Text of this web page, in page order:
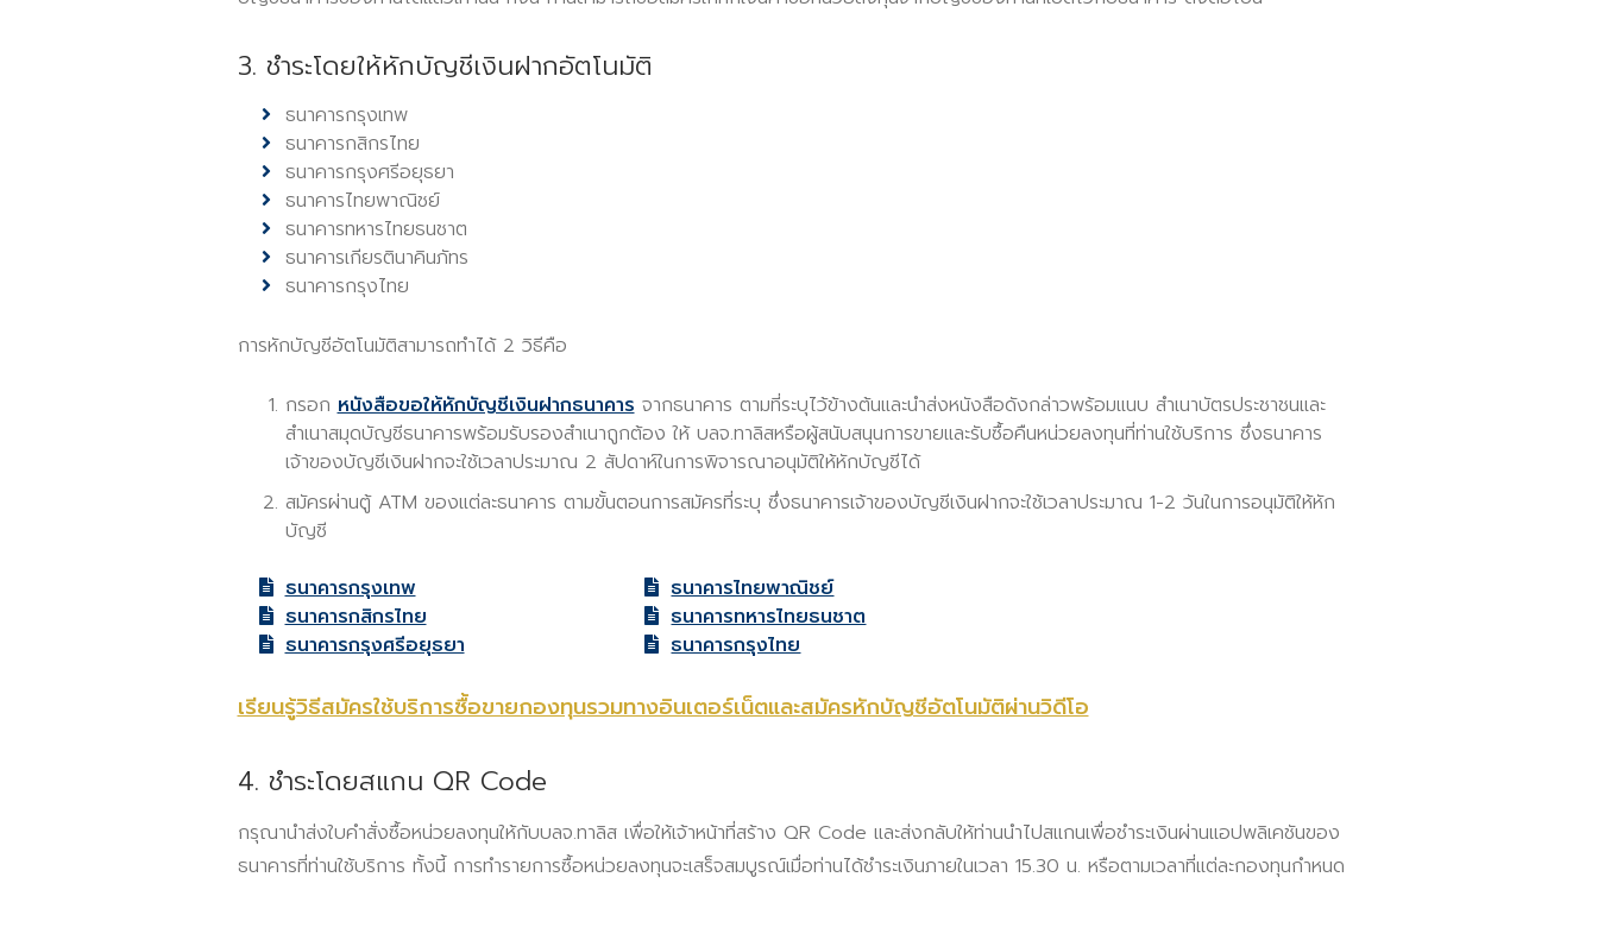
3. ชำระโดยให้หักบัญชีเงินฝากอัตโนมัติ
ธนาคารกรุงเทพ
ธนาคารกสิกรไทย
ธนาคารกรุงศรีอยุธยา
ธนาคารไทยพาณิชย์
ธนาคารทหารไทยธนชาต
ธนาคารเกียรตินาคินภัทร
ธนาคารกรุงไทย
การหักบัญชีอัตโนมัติสามารถทำได้ 2 วิธีคือ
กรอกหนังสือขอให้หักบัญชีเงินฝากธนาคารจากธนาคาร ตามที่ระบุไว้ข้างต้นและนำส่งหนังสือดังกล่าวพร้อมแนบ สำเนาบัตรประชาชนและ
สำเนาสมุดบัญชีธนาคารพร้อมรับรองสำเนาถูกต้อง ให้ บลจ.ทาลิสหรือผู้สนับสนุนการขายและรับซื้อคืนหน่วยลงทุนที่ท่านใช้บริการ ซึ่งธนาคาร
เจ้าของบัญชีเงินฝากจะใช้เวลาประมาณ 2 สัปดาห์ในการพิจารณาอนุมัติให้หักบัญชีได้
สมัครผ่านตู้ ATM ของแต่ละธนาคาร ตามขั้นตอนการสมัครที่ระบุ ซึ่งธนาคารเจ้าของบัญชีเงินฝากจะใช้เวลาประมาณ 1-2 วันในการอนุมัติให้หัก
บัญชี
ธนาคารกรุงเทพ
ธนาคารกสิกรไทย
ธนาคารกรุงศรีอยุธยา
ธนาคารไทยพาณิชย์
ธนาคารทหารไทยธนชาต
ธนาคารกรุงไทย
เรียนรู้วิธีสมัครใช้บริการซื้อขายกองทุนรวมทางอินเตอร์เน็ตและสมัครหักบัญชีอัตโนมัติผ่านวิดีโอ
4. ชำระโดยสแกน QR Code
กรุณานำส่งใบคำสั่งซื้อหน่วยลงทุนให้กับบลจ.ทาลิส เพื่อให้เจ้าหน้าที่สร้าง QR Code และส่งกลับให้ท่านนำไปสแกนเพื่อชำระเงินผ่านแอปพลิเคชันของ
ธนาคารที่ท่านใช้บริการ ทั้งนี้ การทำรายการซื้อหน่วยลงทุนจะเสร็จสมบูรณ์เมื่อท่านได้ชำระเงินภายในเวลา 15.30 น. หรือตามเวลาที่แต่ละกองทุนกำหนด